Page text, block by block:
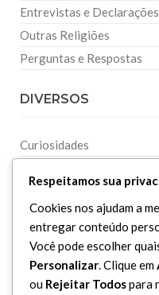
Entrevistas e Declarações
Outras Religiões
Perguntas e Respostas
DIVERSOS
Curiosidades
Downloads
Respeitamos sua
Cookies nos ajudam a
entregar conteúdo
Você pode escolher
Personalizar. Clique em
ou Rejeitar Todospara